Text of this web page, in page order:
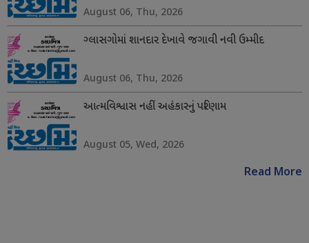
August 06, Thu, 2026
ગ્લાસગોમાં શાનદાર દેખાવે જગાવી નવી ઉમ્મીદ
August 06, Thu, 2026
આત્મવિશ્વાસ નહીં અહંકારનું પરિણામ
August 05, Wed, 2026
Read More